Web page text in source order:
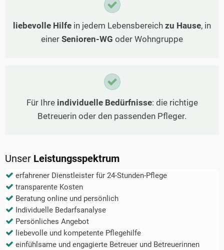
liebevolle Hilfe in jedem Lebensbereich zu Hause, in
einer Senioren-WG oder Wohngruppe
Für Ihre individuelle Bedürfnisse: die richtige
Betreuerin oder den passenden Pfleger.
Unser Leistungsspektrum
erfahrener Dienstleister für 24-Stunden-Pflege
transparente Kosten
Beratung online und persönlich
Individuelle Bedarfsanalyse
Persönliches Angebot
liebevolle und kompetente Pflegehilfe
einfühlsame und engagierte Betreuer und Betreuerinnen